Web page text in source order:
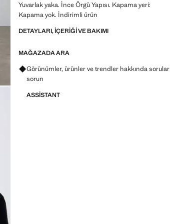
Yuvarlak yaka. İnce Örgü Yapısı. Kapama yeri:
Kapama yok. İndirimli ürün
DETAYLARI, IÇERIĞI VE BAKIMI
MAĞAZADA ARA
Görünümler, ürünler ve trendler hakkında sorular
sorun
ASSISTANT